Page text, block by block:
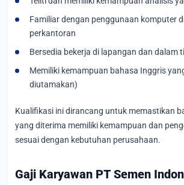
Familiar dengan penggunaan komputer
perkantoran
Bersedia bekerja di lapangan dan dalam
Memiliki kemampuan bahasa Inggris
diutamakan)
Kualifikasi ini dirancang untuk memastikan
yang diterima memiliki kemampuan dan
sesuai dengan kebutuhan perusahaan.
Gaji Karyawan PT Semen